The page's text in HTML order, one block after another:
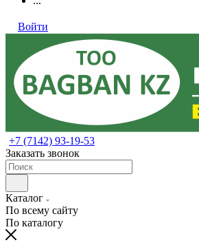
Войти
+7 (7142) 93-19-53
Заказать звонок
Каталог
По всему сайту
По каталогу